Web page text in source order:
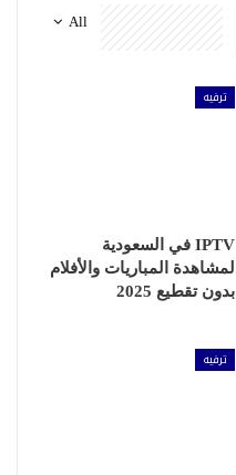
All
ترفيه
IPTV في السعودية
لمشاهدة المباريات والأفلام
بدون تقطيع 2025
ترفيه